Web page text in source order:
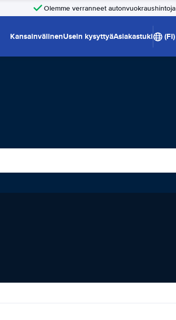
Olemme verranneet autonvuokraushintoja
KansainvälinenUsein kysyttyäAsiakastuki (FI)